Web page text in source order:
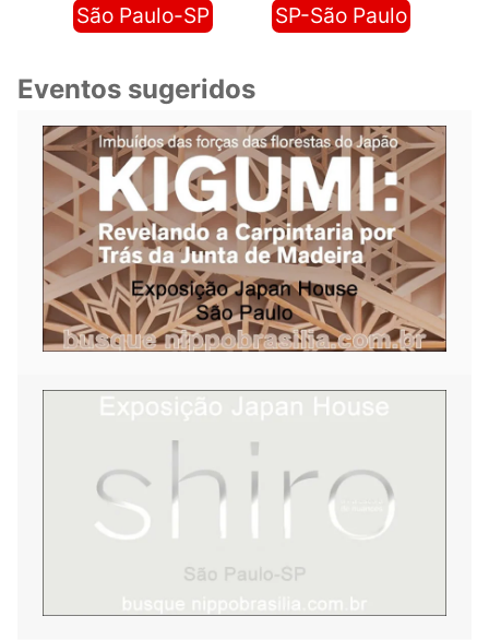
São Paulo-SP
SP-São Paulo
Eventos sugeridos